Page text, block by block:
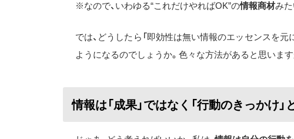
※なので、いわゆる“これだけやればOK”の情報商材みた
では、どうしたら「即効性は無い情報のエッセンスを元
ようになるのでしょうか。色々な方法があると思いま
情報は「成果」ではなく「行動のきっかけ」